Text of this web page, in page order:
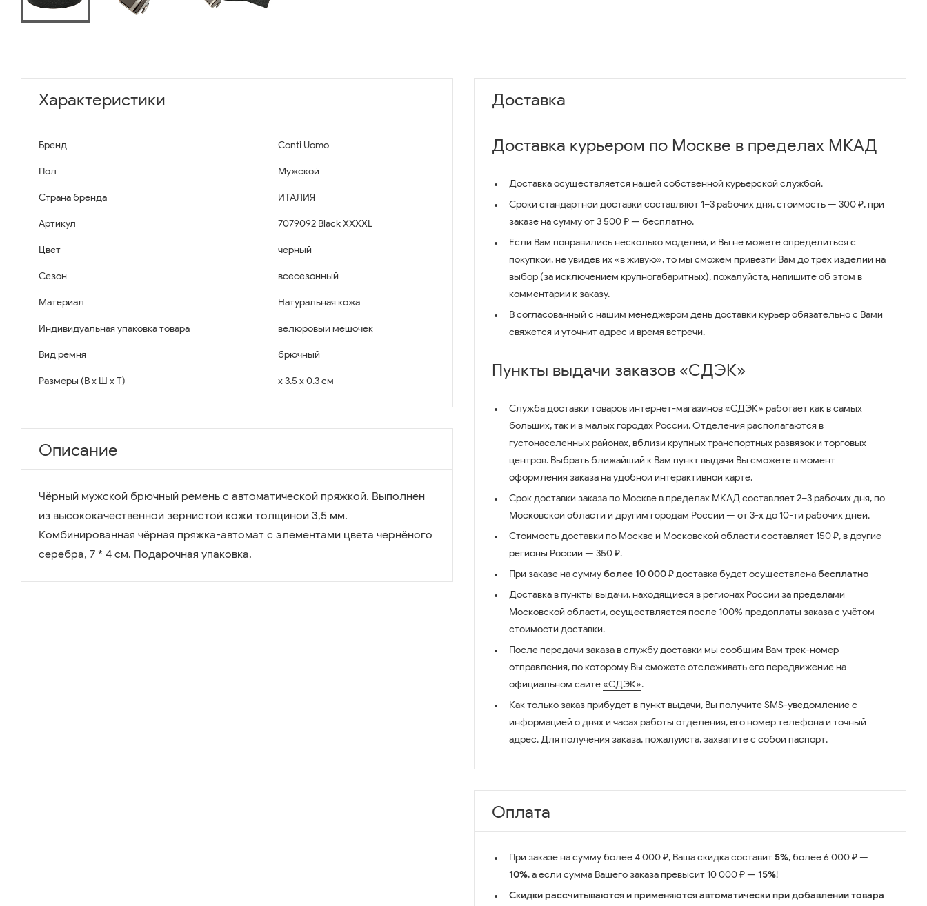
Характеристики
Бренд Conti Uomo
Пол Мужской
Страна бренда ИТАЛИЯ
Артикул 7079092 Black XXXXL
Цвет черный
Сезон всесезонный
Материал Натуральная кожа
Индивидуальная упаковка товара велюровый мешочек
Вид ремня брючный
Размеры (В x Ш x Т) x 3.5 x 0.3 см
Описание
Чёрный мужской брючный ремень с автоматической пряжкой. Выполнен
из высококачественной зернистой кожи толщиной 3,5 мм.
Комбинированная чёрная пряжка-автомат с элементами цвета чернёного
серебра, 7 * 4 см. Подарочная упаковка.
Доставка
Доставка курьером по Москве в пределах МКАД
Доставка осуществляется нашей собственной курьерской службой.
Сроки стандартной доставки составляют 1–3 рабочих дня, стоимость — 300 ₽, при
заказе на сумму от 3 500 ₽ — бесплатно.
Если Вам понравились несколько моделей, и Вы не можете определиться с
покупкой, не увидев их «в живую», то мы сможем привезти Вам до трёх изделий на
выбор (за исключением крупногабаритных), пожалуйста, напишите об этом в
комментарии к заказу.
В согласованный с нашим менеджером день доставки курьер обязательно с Вами
свяжется и уточнит адрес и время встречи.
Пункты выдачи заказов «СДЭК»
Служба доставки товаров интернет-магазинов «СДЭК» работает как в самых
больших, так и в малых городах России. Отделения располагаются в
густонаселенных районах, вблизи крупных транспортных развязок и торговых
центров. Выбрать ближайший к Вам пункт выдачи Вы сможете в момент
оформления заказа на удобной интерактивной карте.
Срок доставки заказа по Москве в пределах МКАД составляет 2–3 рабочих дня, по
Московской области и другим городам России — от 3-х до 10-ти рабочих дней.
Стоимость доставки по Москве и Московской области составляет 150 ₽, в другие
регионы России — 350 ₽.
При заказе на суммуболее 10 000 ₽доставка будет осуществленабесплатно
Доставка в пункты выдачи, находящиеся в регионах России за пределами
Московской области, осуществляется после 100% предоплаты заказа с учётом
стоимости доставки.
После передачи заказа в службу доставки мы сообщим Вам трек-номер
отправления, по которому Вы сможете отслеживать его передвижение на
официальном сайте«СДЭК».
Как только заказ прибудет в пункт выдачи, Вы получите SMS-уведомление с
информацией о днях и часах работы отделения, его номер телефона и точный
адрес. Для получения заказа, пожалуйста, захватите с собой паспорт.
Оплата
При заказе на сумму более 4 000 ₽, Ваша скидка составит5%, более 6 000 ₽ —
10%, а если сумма Вашего заказа превысит 10 000 ₽ — 15%!
Скидки рассчитываются и применяются автоматически при добавлении товара